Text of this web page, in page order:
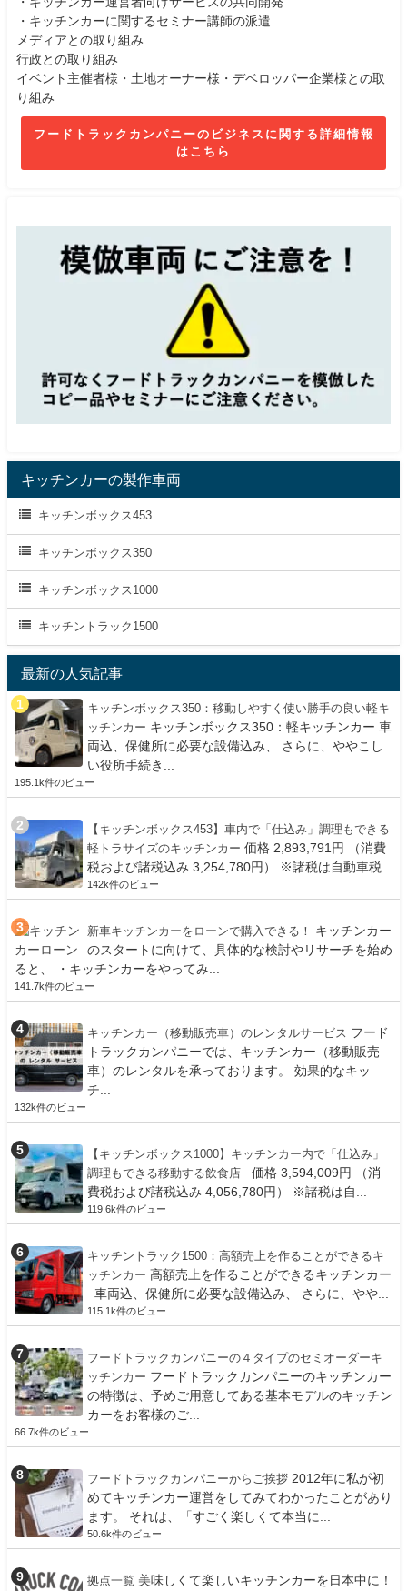
・キッチンカーに関するセミナー講師の派遣
メディアとの取り組み
行政との取り組み
イベント主催者様・土地オーナー様・デベロッパー企業様との取
り組み
フードトラックカンパニーのビジネスに関する詳細情報
はこちら
キッチンカーの製作車両
キッチンボックス453
キッチンボックス350
キッチンボックス1000
キッチントラック1500
最新の人気記事
キッチンボックス350：移動しやすく使い勝手の良い軽キ
ッチンカー キッチンボックス350：軽キッチンカー 車
両込、保健所に必要な設備込み、 さらに、ややこし
い役所手続き...
195.1k件のビュー
【キッチンボックス453】車内で「仕込み」調理もできる
軽トラサイズのキッチンカー 価格 2,893,791円 （消費
税および諸税込み 3,254,780円） ※諸税は自動車税...
142k件のビュー
新車キッチンカーをローンで購入できる！
キッチンカー
のスタートに向けて、具体的な検討やリサーチを始め
ると、 ・キッチンカーをやってみ...
141.7k件のビュー
キッチンカー（移動販売車）のレンタルサービス フード
トラックカンパニーでは、キッチンカー（移動販売
車）のレンタルを承っております。 効果的なキッ
チ...
132k件のビュー
【キッチンボックス1000】キッチンカー内で「仕込み」
調理もできる移動する飲食店
価格 3,594,009円 （消
費税および諸税込み 4,056,780円） ※諸税は自...
119.6k件のビュー
キッチントラック1500：高額売上を作ることができるキ
ッチンカー 高額売上を作ることができるキッチンカー
車両込、保健所に必要な設備込み、 さらに、やや...
115.1k件のビュー
フードトラックカンパニーの４タイプのセミオーダーキ
ッチンカー フードトラックカンパニーのキッチンカー
の特徴は、予めご用意してある基本モデルのキッチン
カーをお客様のご...
66.7k件のビュー
フードトラックカンパニーからご挨拶 2012年に私が初
めてキッチンカー運営をしてみてわかったことがあり
ます。 それは、「すごく楽しくて本当に...
50.6k件のビュー
拠点一覧 美味しくて楽しいキッチンカーを日本中に！